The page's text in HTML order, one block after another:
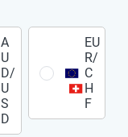
A
U
D/
U
S
D
EU
R/
C
H
F